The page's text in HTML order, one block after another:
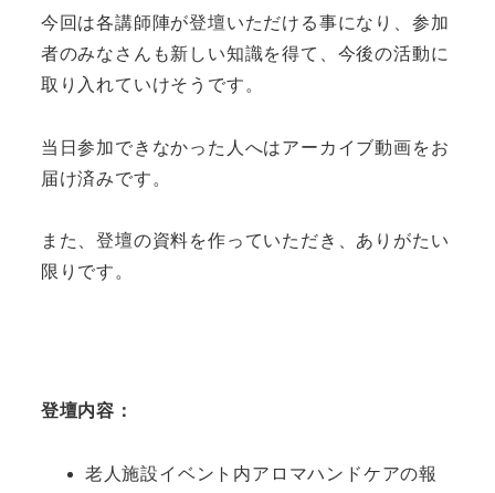
今回は各講師陣が登壇いただける事になり、参加
者のみなさんも新しい知識を得て、今後の活動に
取り入れていけそうです。
当日参加できなかった人へはアーカイブ動画をお
届け済みです。
また、登壇の資料を作っていただき、ありがたい
限りです。
登壇内容：
老人施設イベント内アロマハンドケアの報